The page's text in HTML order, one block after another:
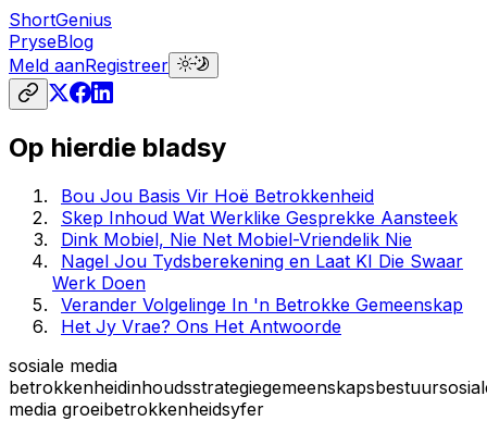
ShortGenius
PryseBlog
Meld aanRegistreer
Op hierdie bladsy
Bou Jou Basis Vir Hoë Betrokkenheid
Skep Inhoud Wat Werklike Gesprekke Aansteek
Dink Mobiel, Nie Net Mobiel-Vriendelik Nie
Nagel Jou Tydsberekening en Laat KI Die Swaar
Werk Doen
Verander Volgelinge In 'n Betrokke Gemeenskap
Het Jy Vrae? Ons Het Antwoorde
sosiale media
betrokkenheidinhoudsstrategiegemeenskapsbestuur
media groeibetrokkenheidsyfer